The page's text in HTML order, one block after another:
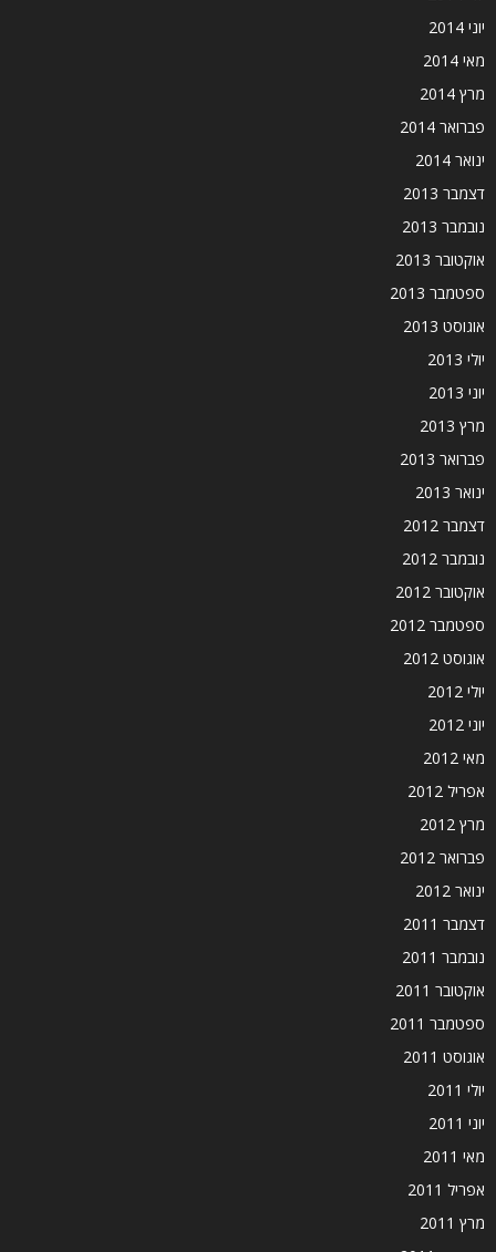
יוני 2014
מאי 2014
מרץ 2014
פברואר 2014
ינואר 2014
דצמבר 2013
נובמבר 2013
אוקטובר 2013
ספטמבר 2013
אוגוסט 2013
יולי 2013
יוני 2013
מרץ 2013
פברואר 2013
ינואר 2013
דצמבר 2012
נובמבר 2012
אוקטובר 2012
ספטמבר 2012
אוגוסט 2012
יולי 2012
יוני 2012
מאי 2012
אפריל 2012
מרץ 2012
פברואר 2012
ינואר 2012
דצמבר 2011
נובמבר 2011
אוקטובר 2011
ספטמבר 2011
אוגוסט 2011
יולי 2011
יוני 2011
מאי 2011
אפריל 2011
מרץ 2011